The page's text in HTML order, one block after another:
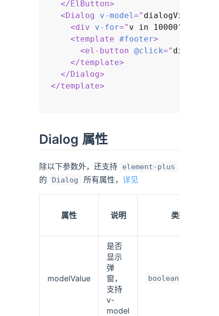
</ElButton>
<Dialog v-model =" dialogVisible
<div v-for=" v in 10000"
<template #footer>
<el-button @click="
</template>
</Dialog>
</template>
Dialog 属性
除以下参数外，还支持 element-plus
的 Dialog 所有属性， 详见
属性 说明 类型
modelValue
是否
显示
弹
窗，
支持
v-
model
boolean